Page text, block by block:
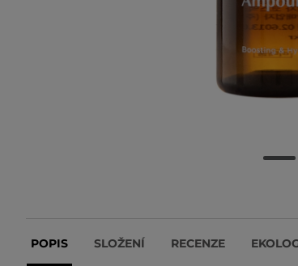
POPIS SLOŽENÍ RECENZE